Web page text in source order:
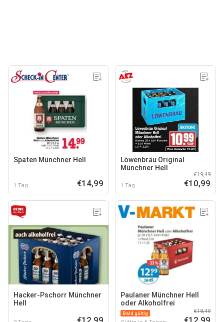
Spaten Münchner Hell
1 Tag €14,99
Löwenbräu Original
Münchner Hell
1 Tag
€19,49
€10,99
Hacker-Pschorr Münchner
Hell
€12,99
Paulaner Münchner Hell
oder Alkoholfrei
Bald gültig €19,49
€12,99